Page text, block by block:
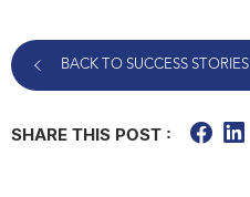
BACK TO SUCCESS STORIES
SHARE THIS POST :